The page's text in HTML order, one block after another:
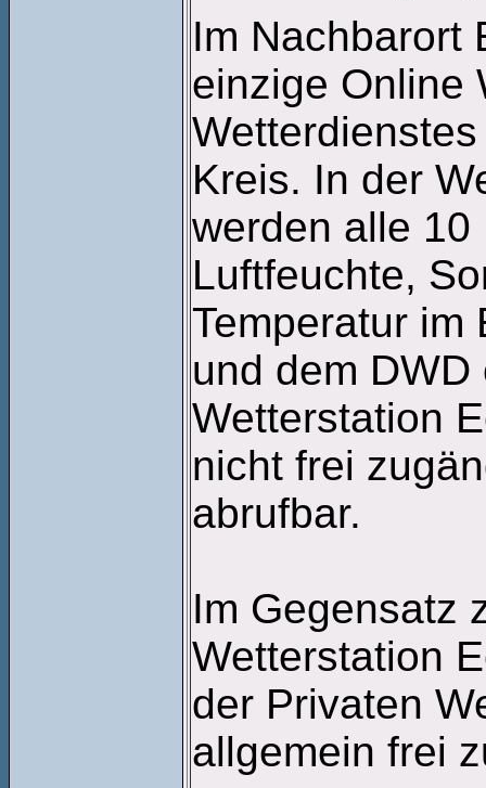
Im Nachbarort
einzige Online
Kreis. In der
werden alle 10
Luftfeuchte,
Temperatur im
und dem
Wetterstation
nicht frei
abrufbar.
Im Gegensatz
Wetterstation
der Privaten
allgemein frei